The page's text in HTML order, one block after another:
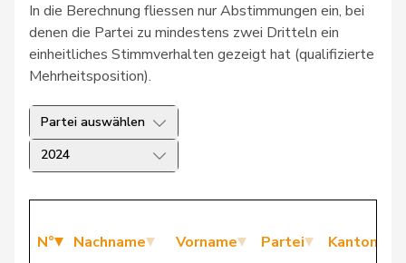
In die Berechnung fliessen nur Abstimmungen ein, bei
denen die Partei zu mindestens zwei Dritteln ein
einheitliches Stimmverhalten gezeigt hat (qualifizierte
Mehrheitsposition).
Partei auswählen
2024
N° Nachname Vorname Partei Kanton